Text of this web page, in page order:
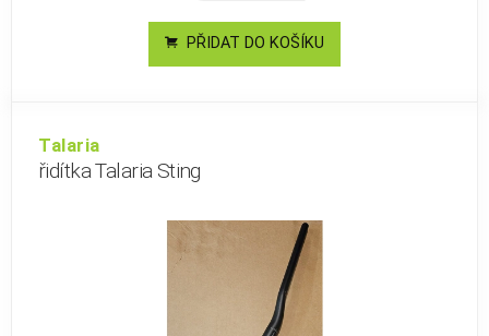
PŘIDAT DO KOŠÍKU
Talaria
řidítka Talaria Sting